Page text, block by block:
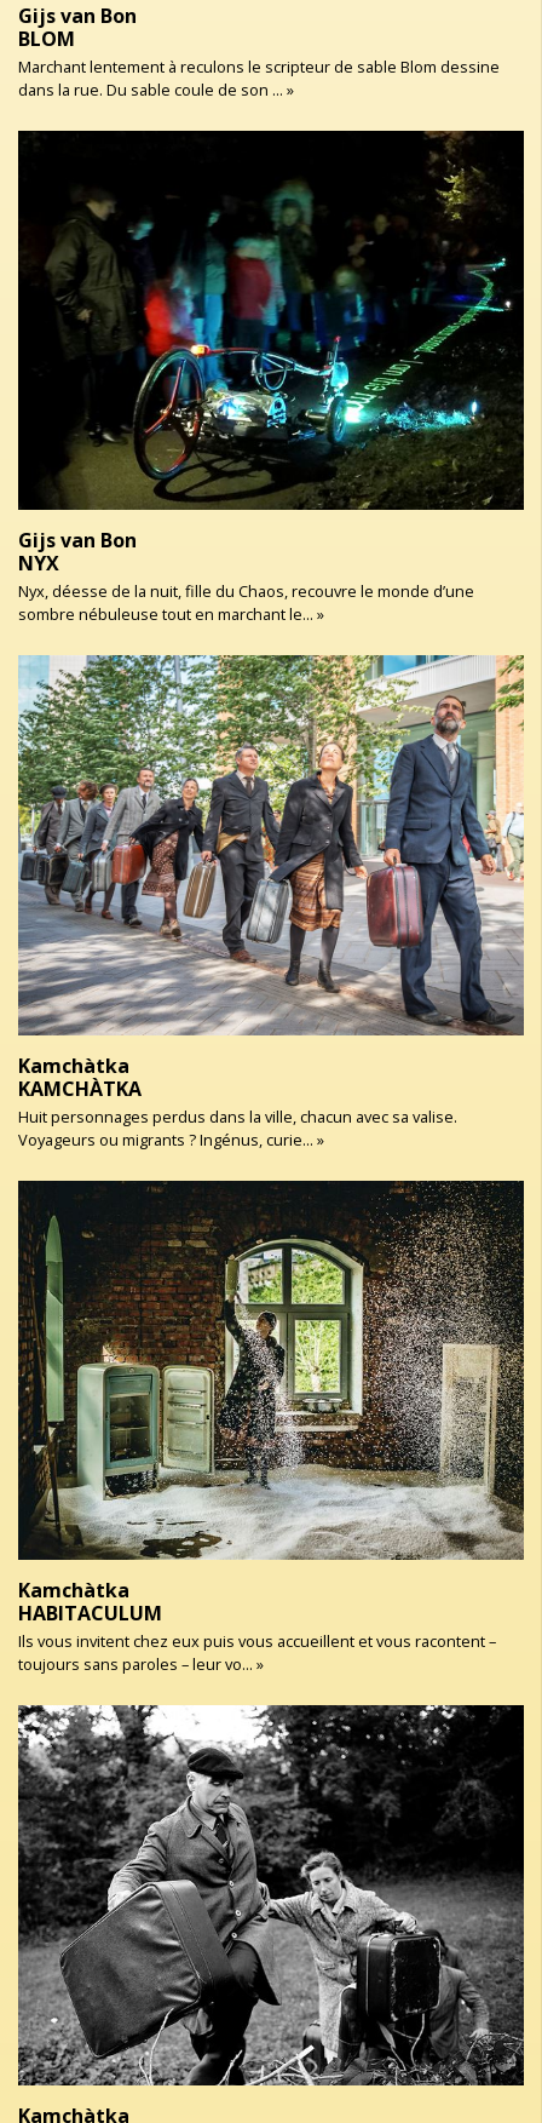
Gijs van Bon
BLOM
Marchant lentement à reculons le scripteur de sable Blom dessine
dans la rue. Du sable coule de son ... »
Gijs van Bon
NYX
Nyx, déesse de la nuit, fille du Chaos, recouvre le monde d’une
sombre nébuleuse tout en marchant le... »
Kamchàtka
KAMCHÀTKA
Huit personnages perdus dans la ville, chacun avec sa valise.
Voyageurs ou migrants ? Ingénus, curie... »
Kamchàtka
HABITACULUM
Ils vous invitent chez eux puis vous accueillent et vous racontent –
toujours sans paroles – leur vo... »
Kamchàtka